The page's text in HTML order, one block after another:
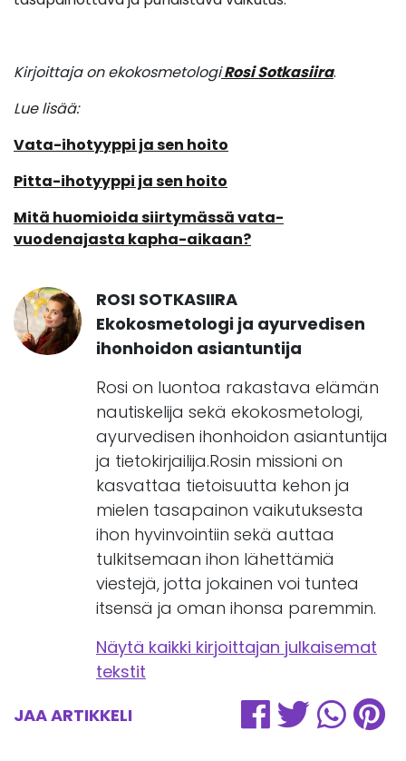
Kirjoittaja on ekokosmetologiRosi Sotkasiira.
Lue lisää:
Vata-ihotyyppi ja sen hoito
Pitta-ihotyyppi ja sen hoito
Mitä huomioida siirtymässä vata-
vuodenajasta kapha-aikaan?
ROSI SOTKASIIRA
Ekokosmetologi ja ayurvedisen
ihonhoidon asiantuntija
Rosi on luontoa rakastava elämän
nautiskelija sekä ekokosmetologi,
ayurvedisen ihonhoidon asiantuntija
ja tietokirjailija.Rosin missioni on
kasvattaa tietoisuutta kehon ja
mielen tasapainon vaikutuksesta
ihon hyvinvointiin sekä auttaa
tulkitsemaan ihon lähettämiä
viestejä, jotta jokainen voi tuntea
itsensä ja oman ihonsa paremmin.
Näytä kaikki kirjoittajan julkaisemat
tekstit
JAA ARTIKKELI